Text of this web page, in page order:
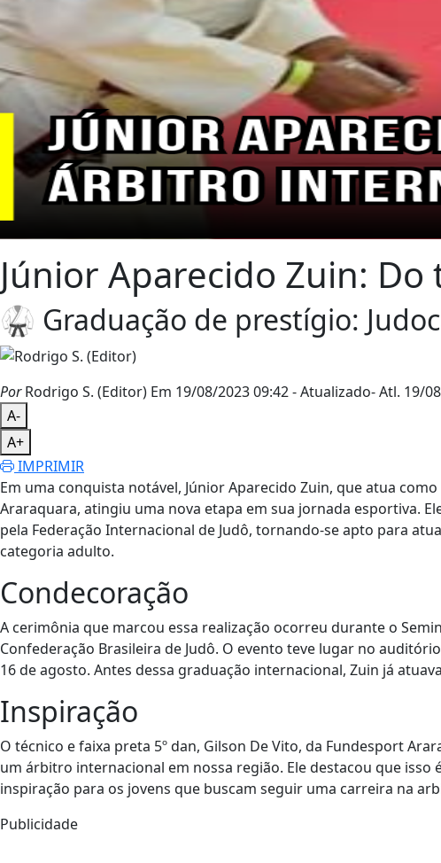
Júnior Aparecido Zuin:
🥋 Graduação de prestígio:
PorRodrigo S. (Editor) Em 19/08/2023 09:42- Atualizado- Atl. 19/
A-
A+
IMPRIMIR
Em uma conquista notável, Júnior Aparecido Zuin, que atua
Araraquara, atingiu uma nova etapa em sua jornada esportiva.
pela Federação Internacional de Judô, tornando-se apto para
categoria adulto.
Condecoração
A cerimônia que marcou essa realização ocorreu durante o
Confederação Brasileira de Judô. O evento teve lugar no
16 de agosto. Antes dessa graduação internacional, Zuin já
Inspiração
O técnico e faixa preta 5º dan, Gilson De Vito, da Fundesport
um árbitro internacional em nossa região. Ele destacou que isso
inspiração para os jovens que buscam seguir uma carreira na
Publicidade